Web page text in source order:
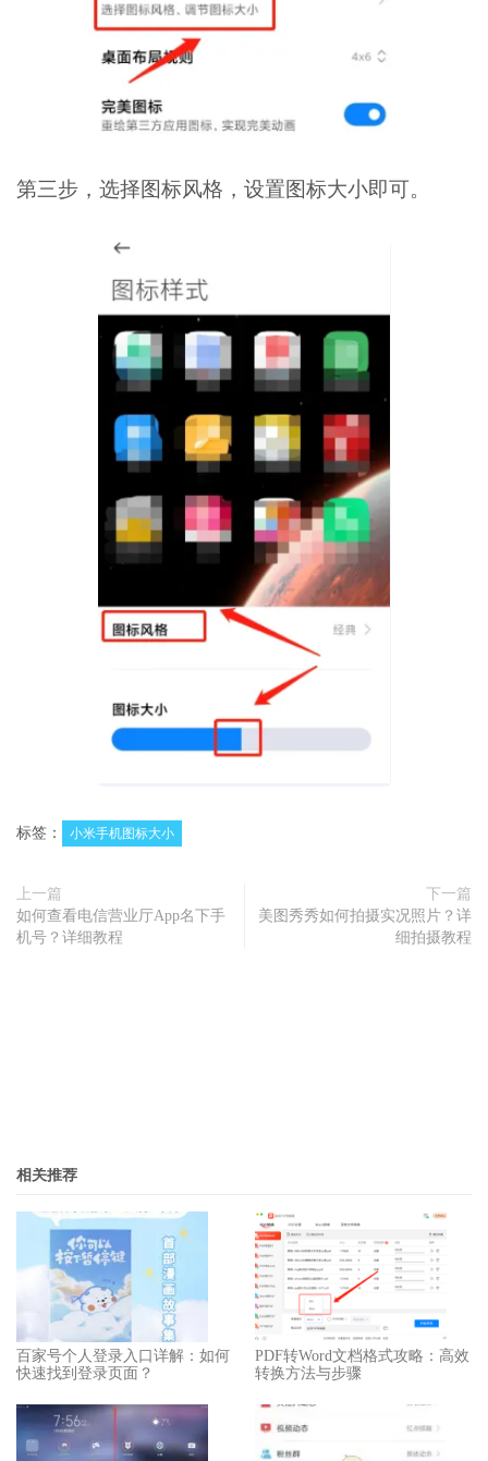
第三步，选择图标风格，设置图标大小即可。
标签： 小米手机图标大小
上一篇
如何查看电信营业厅App名下手
机号？详细教程
下一篇
美图秀秀如何拍摄实况照片？详
细拍摄教程
相关推荐
百家号个人登录入口详解：如何
快速找到登录页面？
PDF转Word文档格式攻略：高效
转换方法与步骤